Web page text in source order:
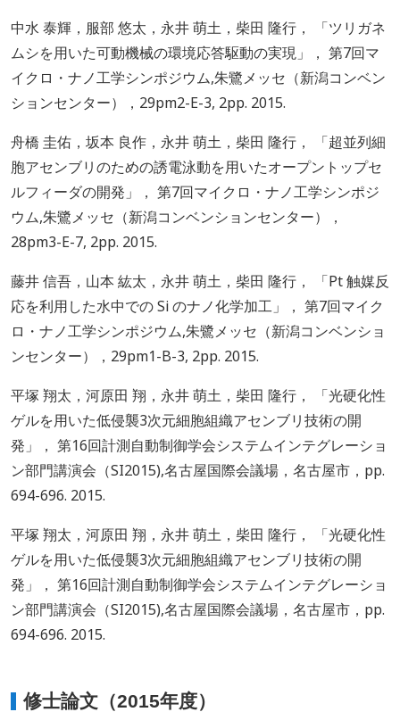
中水 泰輝，服部 悠太，永井 萌土，柴田 隆行， 「ツリガネ
ムシを用いた可動機械の環境応答駆動の実現」， 第7回マ
イクロ・ナノ工学シンポジウム,朱鷺メッセ（新潟コンベン
ションセンター），29pm2-E-3, 2pp. 2015.
舟橋 圭佑，坂本 良作，永井 萌土，柴田 隆行， 「超並列細
胞アセンブリのための誘電泳動を用いたオープントップセ
ルフィーダの開発」， 第7回マイクロ・ナノ工学シンポジ
ウム,朱鷺メッセ（新潟コンベンションセンター），
28pm3-E-7, 2pp. 2015.
藤井 信吾，山本 紘太，永井 萌土，柴田 隆行， 「Pt 触媒反
応を利用した水中での Si のナノ化学加工」， 第7回マイク
ロ・ナノ工学シンポジウム,朱鷺メッセ（新潟コンベンショ
ンセンター），29pm1-B-3, 2pp. 2015.
平塚 翔太，河原田 翔，永井 萌土，柴田 隆行， 「光硬化性
ゲルを用いた低侵襲3次元細胞組織アセンブリ技術の開
発」， 第16回計測自動制御学会システムインテグレーショ
ン部門講演会（SI2015),名古屋国際会議場，名古屋市，pp.
694-696. 2015.
平塚 翔太，河原田 翔，永井 萌土，柴田 隆行， 「光硬化性
ゲルを用いた低侵襲3次元細胞組織アセンブリ技術の開
発」， 第16回計測自動制御学会システムインテグレーショ
ン部門講演会（SI2015),名古屋国際会議場，名古屋市，pp.
694-696. 2015.
修士論文（2015年度）